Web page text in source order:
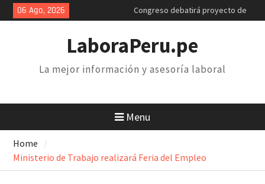
Skip
to
06 Ago, 2026
Congreso debatirá proyecto de
retiro AFP. Problema y solución
trabajadores anuncian paro y
huelga nacional
Retiro 25% AFP: el descuento
LaboraPeru.pe
La mejor información y asesoría laboral
Menu
Home
Ministerio de Trabajo realizará Feria del Empleo